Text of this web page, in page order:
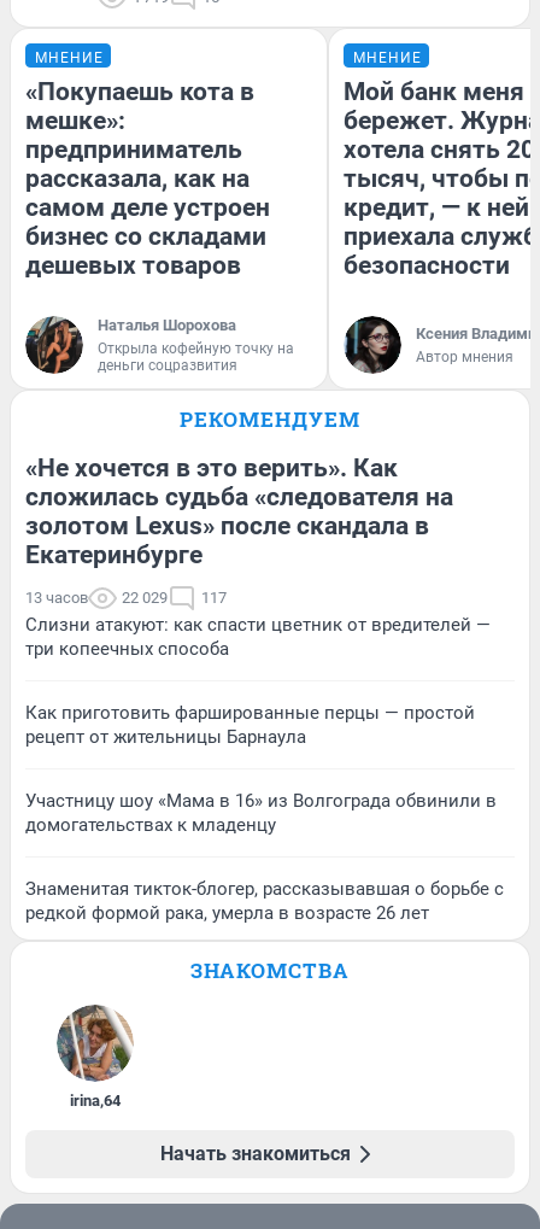
МНЕНИЕ
«Покупаешь кота в
мешке»:
предприниматель
рассказала, как на
самом деле устроен
бизнес со складами
дешевых товаров
Наталья Шорохова
Открыла кофейную точку на
деньги соцразвития
МНЕНИЕ
Мой банк меня
бережет.
хотела снять
тысяч, чтобы
кредит, — к
приехала
безопасности
Ксения
Автор мнения
РЕКОМЕНДУЕМ
«Не хочется в это верить». Как
сложилась судьба «следователя на
золотом Lexus» после скандала в
Екатеринбурге
13 часов 22 029 117
Слизни атакуют: как спасти цветник от вредителей —
три копеечных способа
Как приготовить фаршированные перцы — простой
рецепт от жительницы Барнаула
Участницу шоу «Мама в 16» из Волгограда обвинили в
домогательствах к младенцу
Знаменитая тикток-блогер, рассказывавшая о борьбе с
редкой формой рака, умерла в возрасте 26 лет
ЗНАКОМСТВА
irina,64
Начать знакомиться